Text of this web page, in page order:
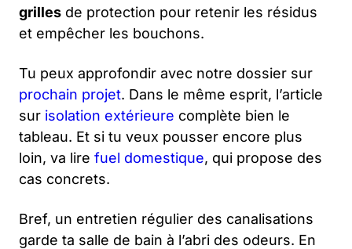
grilles de protection pour retenir les résidus
et empêcher les bouchons.
Tu peux approfondir avec notre dossier sur
prochain projet. Dans le même esprit, l’article
sur isolation extérieure complète bien le
tableau. Et si tu veux pousser encore plus
loin, va lire fuel domestique, qui propose des
cas concrets.
Bref, un entretien régulier des canalisations
garde ta salle de bain à l’abri des odeurs. En